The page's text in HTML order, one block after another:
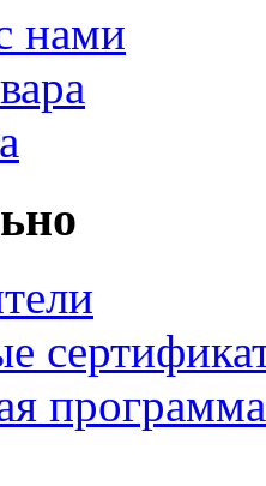
нами
программа